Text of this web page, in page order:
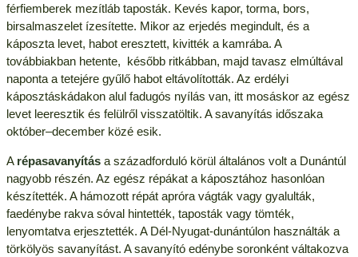
férfiemberek mezítláb taposták. Kevés kapor, torma, bors,
birsalmaszelet ízesítette. Mikor az erjedés megindult, és a
káposzta levet, habot eresztett, kivitték a kamrába. A
továbbiakban hetente, később ritkábban, majd tavasz elmúltával
naponta a tetejére gyűlő habot eltávolították. Az erdélyi
káposztáskádakon alul fadugós nyílás van, itt mosáskor az egész
levet leeresztik és felülről visszatöltik. A savanyítás időszaka
október–december közé esik.
A répasavanyítása századforduló körül általános volt a Dunántúl
nagyobb részén. Az egész répákat a káposztához hasonlóan
készítették. A hámozott répát apróra vágták vagy gyalulták,
faedénybe rakva sóval hintették, taposták vagy tömték,
lenyomtatva erjesztették. A Dél-Nyugat-dunántúlon használták a
törkölyös savanyítást. A savanyító edénybe soronként váltakozva